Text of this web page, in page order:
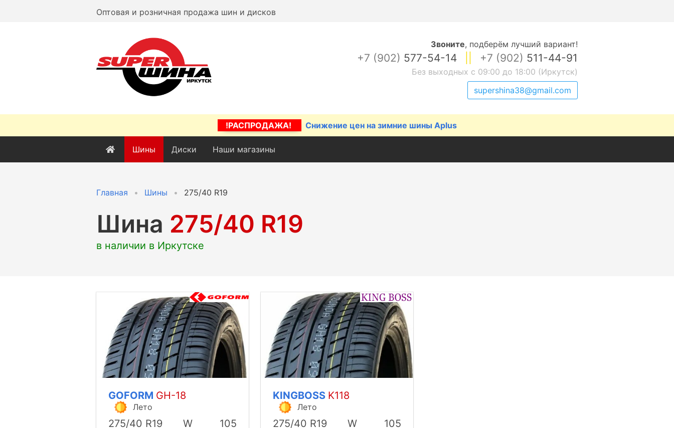
Оптовая и розничная продажа шин и дисков
Звоните, подберём лучший вариант!
+7 (902) 577-54-14 +7 (902) 511-44-91
Без выходных с 09:00 до 18:00 (Иркутск)
supershina38@gmail.com
!РАСПРОДАЖА! Снижение цен на зимние шины Aplus
Шины Диски Наши магазины
Главная Шины 275/40 R19
Шина 275/40 R19
в наличии в Иркутске
GOFORM GH-18
Лето
275/40 R19 W 105
KINGBOSS K118
Лето
275/40 R19 W 105